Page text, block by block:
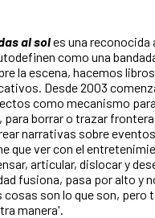
al soles una reconocida
como una
la escena, hacemos
Desde 2003
como mecanismo
para borrar o trazar
narrativas sobre
que ver con el
articular, dislocar y
fusiona, pasa por alto y
cosas son lo que son, pero
manera'.